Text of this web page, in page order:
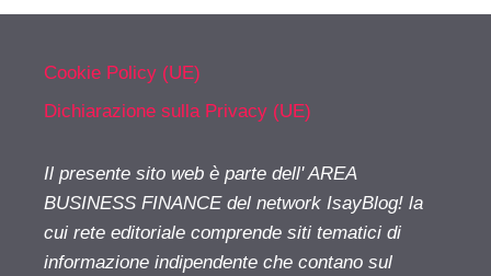
Cookie Policy (UE)
Dichiarazione sulla Privacy (UE)
Il presente sito web è parte dell' AREA
BUSINESS FINANCE del network IsayBlog! la
cui rete editoriale comprende siti tematici di
informazione indipendente che contano sul